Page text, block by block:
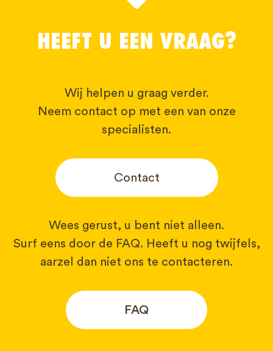
HEEFT U EEN VRAAG?
Wij helpen u graag verder.
Neem contact op met een van onze
specialisten.
Contact
Wees gerust, u bent niet alleen.
Surf eens door de FAQ. Heeft u nog twijfels,
aarzel dan niet ons te contacteren.
FAQ